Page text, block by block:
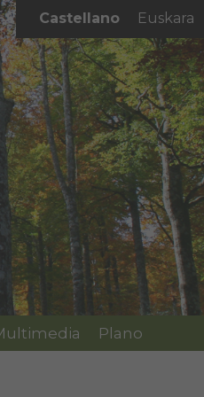
Castellano Euskara
Plano